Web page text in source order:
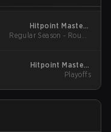
Hitpoint Masters
Spring 2026
Regular Season - Round
Hitpoint Masters
Winter 2026 Playoffs
Playoffs